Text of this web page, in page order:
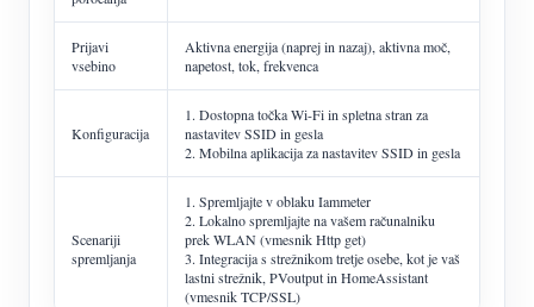
Prijavi
vsebino
Aktivna energija (naprej in nazaj), aktivna moč,
napetost, tok, frekvenca
Konfiguracija
1. Dostopna točka Wi-Fi in spletna stran za
nastavitev SSID in gesla
2. Mobilna aplikacija za nastavitev SSID in gesla
Scenariji
spremljanja
1. Spremljajte v oblaku Iammeter
2. Lokalno spremljajte na vašem računalniku
prek WLAN (vmesnik Http get)
3. Integracija s strežnikom tretje osebe, kot je vaš
lastni strežnik, PVoutput in HomeAssistant
(vmesnik TCP/SSL)